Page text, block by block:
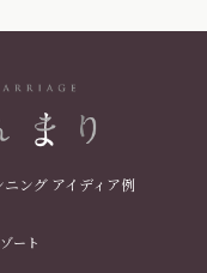
ニング アイディア例
ート